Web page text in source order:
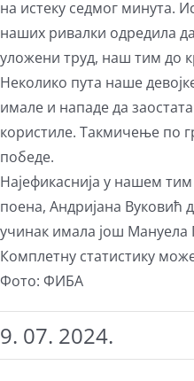
на истеку седмог минута.
наших ривалки одредила
уложени труд, наш тим до
Неколико пута наше
имале и нападе да
користиле. Такмичење по
победе.
Најефикаснија у нашем тим
поена, Андријана Вуковић
учинак имала још
Комплетну статистику
Фото: ФИБА
9. 07. 2024.